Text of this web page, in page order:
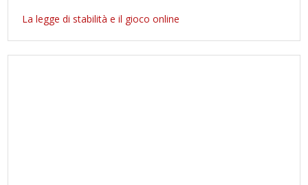
La legge di stabilità e il gioco online